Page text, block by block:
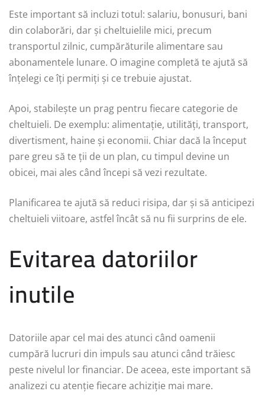
Este important să incluzi totul: salariu, bonusuri, bani
din colaborări, dar și cheltuielile mici, precum
transportul zilnic, cumpărăturile alimentare sau
abonamentele lunare. O imagine completă te ajută să
înțelegi ce îți permiți și ce trebuie ajustat.
Apoi, stabilește un prag pentru fiecare categorie de
cheltuieli. De exemplu: alimentație, utilități, transport,
divertisment, haine și economii. Chiar dacă la început
pare greu să te ții de un plan, cu timpul devine un
obicei, mai ales când începi să vezi rezultate.
Planificarea te ajută să reduci risipa, dar și să anticipezi
cheltuieli viitoare, astfel încât să nu fii surprins de ele.
Evitarea datoriilor
inutile
Datoriile apar cel mai des atunci când oamenii
cumpără lucruri din impuls sau atunci când trăiesc
peste nivelul lor financiar. De aceea, este important să
analizezi cu atenție fiecare achiziție mai mare.